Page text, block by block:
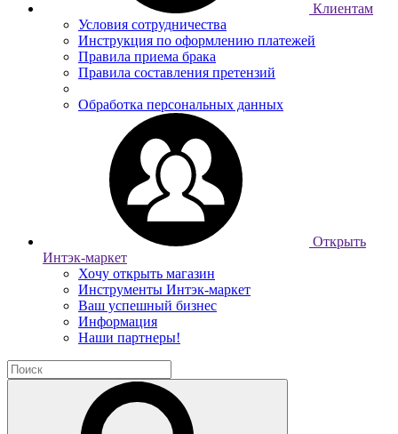
Клиентам
Условия сотрудничества
Инструкция по оформлению платежей
Правила приема брака
Правила составления претензий
Обработка персональных данных
Открыть
Интэк-маркет
Хочу открыть магазин
Инструменты Интэк-маркет
Ваш успешный бизнес
Информация
Наши партнеры!